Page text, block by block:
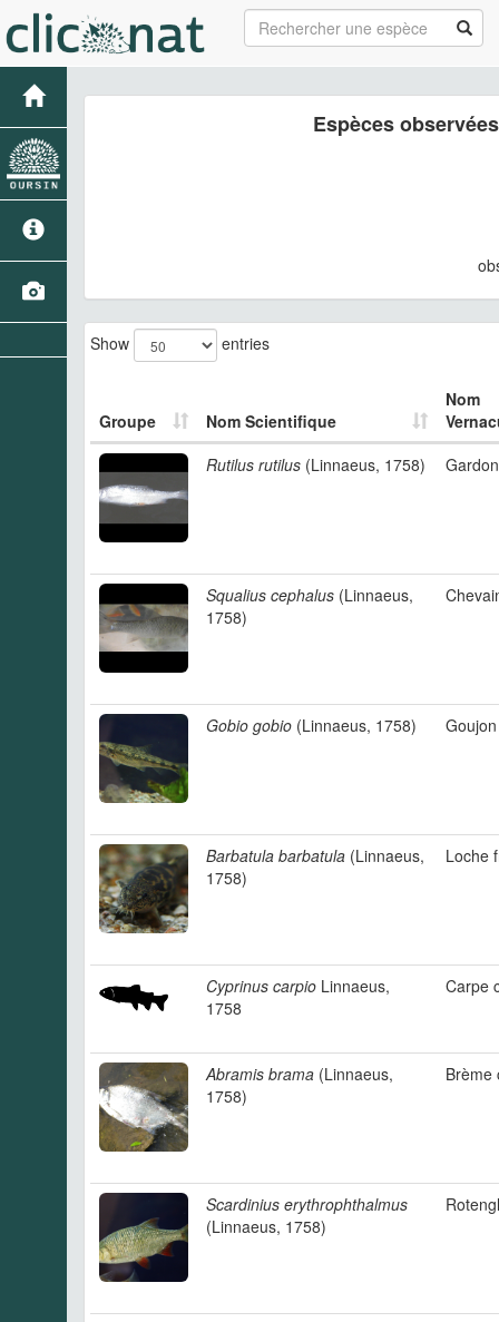
Espèces
Show entries
Groupe Nom Scientifique
Nom
Rutilus rutilus (Linnaeus, 1758) Gardon
Squalius cephalus (Linnaeus,
1758)
Gobio gobio (Linnaeus, 1758) Goujon
Barbatula barbatula (Linnaeus,
1758)
Loche
Cyprinus carpio Linnaeus,
1758
Carpe
Abramis brama (Linnaeus,
1758)
Brème
Scardinius erythrophthalmus
(Linnaeus, 1758)